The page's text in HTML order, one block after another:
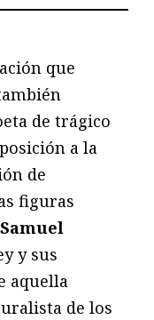
que
de trágico
a la
de
figuras
Samuel
y sus
aquella
de los